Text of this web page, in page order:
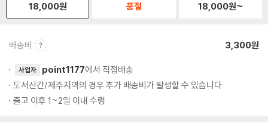
18,000원 품절 18,000원~
배송비 3,300원
사업자 point1177에서 직접배송
도서산간/제주지역의 경우 추가 배송비가 발생할 수 있습니다.
출고 이후 1~2일 이내 수령